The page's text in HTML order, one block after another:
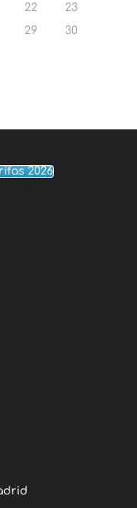
22
23
29
30
2026